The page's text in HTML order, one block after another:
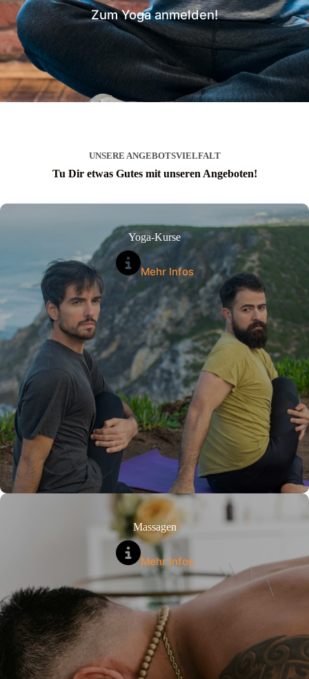
Zum Yoga anmelden!
UNSERE ANGEBOTSVIELFALT
Tu Dir etwas Gutes mit unseren Angeboten!
Yoga-Kurse
Mehr Infos
Massagen
Mehr Infos